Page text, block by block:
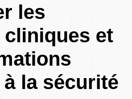
les
cliniques et
la sécurité